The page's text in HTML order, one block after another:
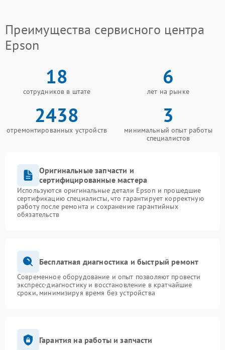
Преимущества сервисного центра
Epson
18
сотрудников в штате
6
лет на рынке
2438
отремонтированных устройств
3
минимальный опыт работы
специалистов
Оригинальные запчасти и
сертифицированные мастера
Используются оригинальные детали Epson и прошедшие
сертификацию специалисты, что гарантирует корректную
работу после ремонта и сохранение гарантийных
обязательств
Бесплатная диагностика и быстрый ремонт
Современное оборудование и опыт позволяют провести
экспресс-диагностику и восстановление в кратчайшие
сроки, минимизируя время без устройства
Гарантия на работы и запчасти